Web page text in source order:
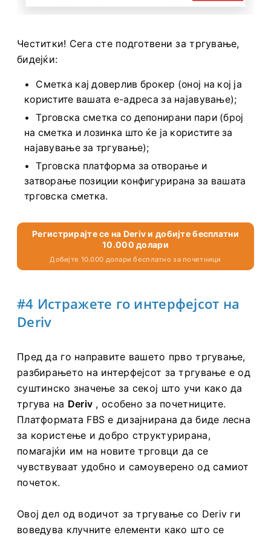
Честитки! Сега сте подготвени за тргување,
бидејќи:
Сметка кај доверлив брокер (оној на кој ја
користите вашата е-адреса за најавување);
Трговска сметка со депонирани пари (број
на сметка и лозинка што ќе ја користите за
најавување за тргување);
Трговска платформа за отворање и
затворање позиции конфигурирана за вашата
трговска сметка.
Регистрирајте се на Deriv и добијте бесплатни
10.000 долари
Добијте 10.000 долари бесплатно за почетници
#4 Истражете го интерфејсот на
Deriv
Пред да го направите вашето прво тргување,
разбирањето на интерфејсот за тргување е од
суштинско значење за секој што учи како да
тргува на Deriv , особено за почетниците.
Платформата FBS е дизајнирана да биде лесна
за користење и добро структурирана,
помагајќи им на новите трговци да се
чувствуваат удобно и самоуверено од самиот
почеток.
Овој дел од водичот за тргување со Deriv ги
воведува клучните елементи како што се